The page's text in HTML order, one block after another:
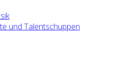
und Talentschuppen